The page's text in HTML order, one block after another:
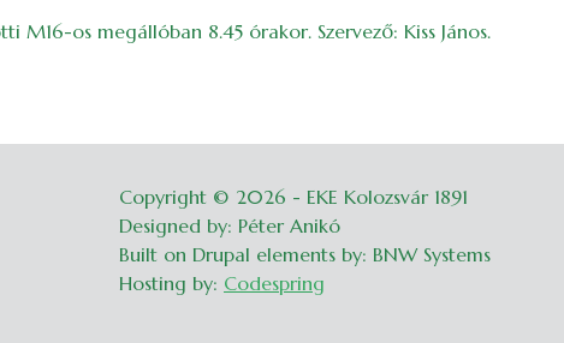
os megállóban 8.45 órakor. Szervező: Kiss János.
Copyright © 2026 - EKE Kolozsvár 1891
Designed by: Péter Anikó
Built on Drupal elements by: BNW Systems
Hosting by: Codespring